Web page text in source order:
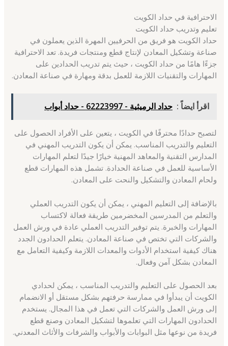
الاحترافية في حداد الكويت
تعليم وتدريب حداد الكويت
حداد الكويت هو فريق من الحرفيين المهرة الذين يعملون في
صناعة وتشكيل المعادن لإنتاج قطع ومنتجات فريدة. تعد الاحترافية
جزءًا هامًا من حداد الكويت ، حيث يتم تدريب الحدادين على
المهارات والتقنيات اللازمة للعمل بدقة ومهارة في صناعة المعادن.
اقرأ ايضاً : حداد الرميثية - 62223997 - حداد أبواب
لتصبح حدادًا محترفًا في الكويت ، يتعين على الأفراد الحصول على
التعليم والتدريب المناسب. يمكن أن يكون التدريب المهني في
المدارس التقنية والمعاهد المهنية خيارًا جيدًا لتعلم المهارات
الأساسية للعمل في صناعة الحدادة. تشمل هذه المهارات قطع
ولحام المعادن والتشكيل والنحت على المعادن.
بالإضافة إلى التعليم المهني ، يمكن أن يكون التدريب العملي
والتعلم من المدرسين المخضرمين طريقة فعالة لاكتساب
المهارات والخبرة. يتم توفير التدريب العملي عادة في ورش العمل
والشركات التي تختص في صناعة المعادن. يتعلم الحدادون الجدد
هناك كيفية استخدام الأدوات والمعدات اللازمة وكيفية التعامل مع
المعادن بشكل آمن وفعال.
بعد الحصول على التعليم والتدريب المناسب ، يمكن لحدادي
الكويت أن يبدأوا في ممارسة حرفتهم بشكل مستقل أو الانضمام
إلى ورش العمل والشركات التي تعمل في هذا المجال. يستخدم
الحدادون المهارات التي تعلموها لتشكيل المعادن وصنع قطع
فريدة من نوعها مثل البوابات والأبواب والشرفات والأثاث المعدني.